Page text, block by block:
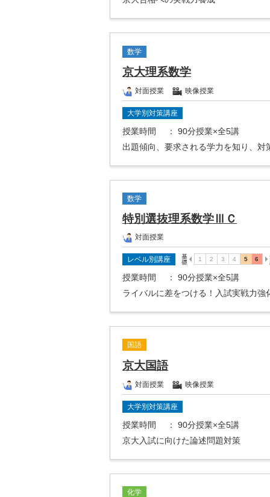
数学
京大理系数学
対面授業 映像授業
大学別対策講座
授業時間
： 90分授業×全5講
出題傾向、要求される学力を知り、対
数学
特別選抜理系数学ⅢＣ
対面授業
レベル別講座
授業時間
： 90分授業×全5講
ライバルに差をつける！入試実戦力強
国語
京大国語
対面授業 映像授業
大学別対策講座
授業時間
： 90分授業×全5講
京大入試に向けた論述問題対策
化学